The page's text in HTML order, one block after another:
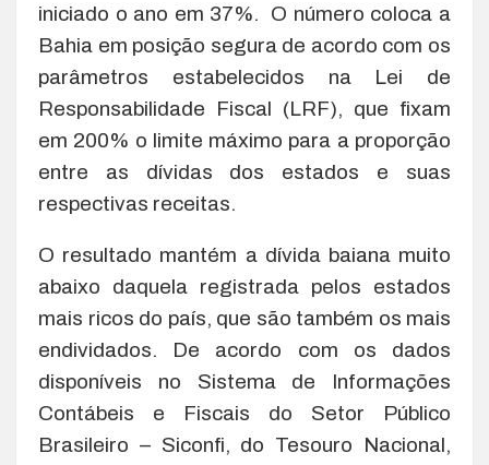
iniciado o ano em 37%. O número coloca a
Bahia em posição segura de acordo com os
parâmetros estabelecidos na Lei de
Responsabilidade Fiscal (LRF), que fixam
em 200% o limite máximo para a proporção
entre as dívidas dos estados e suas
respectivas receitas.
O resultado mantém a dívida baiana muito
abaixo daquela registrada pelos estados
mais ricos do país, que são também os mais
endividados. De acordo com os dados
disponíveis no Sistema de Informações
Contábeis e Fiscais do Setor Público
Brasileiro – Siconfi, do Tesouro Nacional,